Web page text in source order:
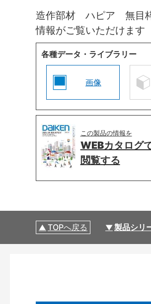
造作部材 ハピア 無目
情報がご覧いただけます
各種データ・ライブラリー
画像
この製品の情報を
WEBカタログ
閲覧する
TOPへ戻る 製品シリ